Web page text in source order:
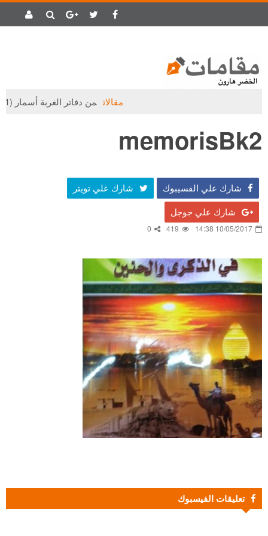
مقالات من دفاتر الغربة أسمار (1)
memorisBk2
شارك علي الفسيبوك شارك علي تويتر
شارك علي جوجل
10/05/2017 14:38
419
0
تعليقات الفيسبوك